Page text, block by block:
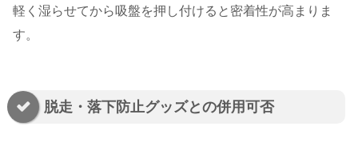
軽く湿らせてから吸盤を押し付けると密着性が高まりま
す。
脱走・落下防止グッズとの併用可否